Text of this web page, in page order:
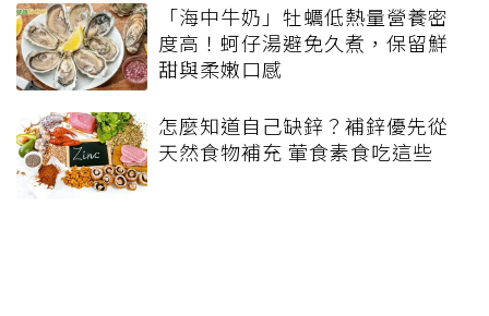
「海中牛奶」牡蠣低熱量營養密
度高！蚵仔湯避免久煮，保留鮮
甜與柔嫩口感
怎麼知道自己缺鋅？補鋅優先從
天然食物補充 葷食素食吃這些